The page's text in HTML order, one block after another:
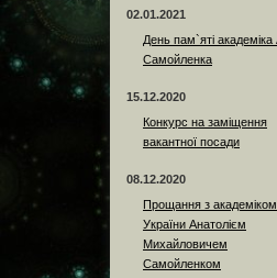
02.01.2021
День пам`яті
Самойленка
15.12.2020
Конкурс на заміщення
вакантної посади
08.12.2020
Прощання з
України Анатолієм
Михайловичем
Самойленком